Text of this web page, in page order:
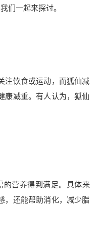
们一起来探讨。
注饮食或运动，而狐仙减
康减重。有人认为，狐仙
的营养得到满足。具体来
，还能帮助消化，减少脂